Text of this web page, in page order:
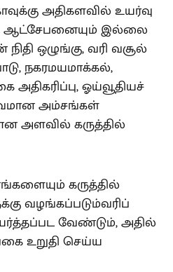
அதிகளவில் உயர்வு
ஆட்சேபனையும் இல்லை
ஒழுங்கு, வரி வசூல்
நகரமயமாக்கல்,
ஓய்வூதியச்
அம்சங்கள்
அளவில் கருத்தில்
கருத்தில்
வழங்கப்படும்வரிப்
வேண்டும், அதில்
உறுதி செய்ய